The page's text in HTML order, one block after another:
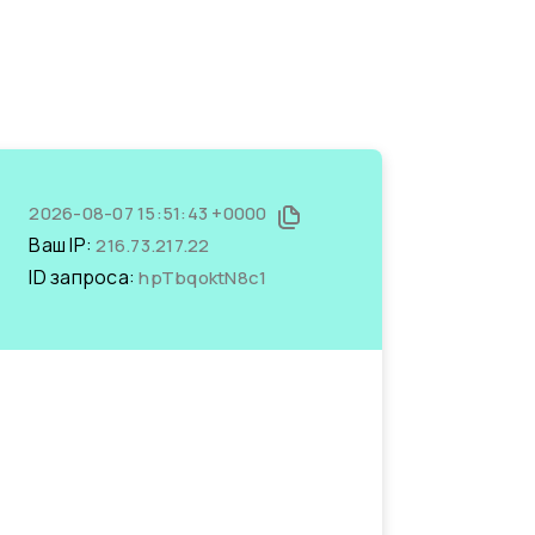
2026-08-07 15:51:43 +0000
Ваш IP:216.73.217.22
ID запроса:hpTbqoktN8c1